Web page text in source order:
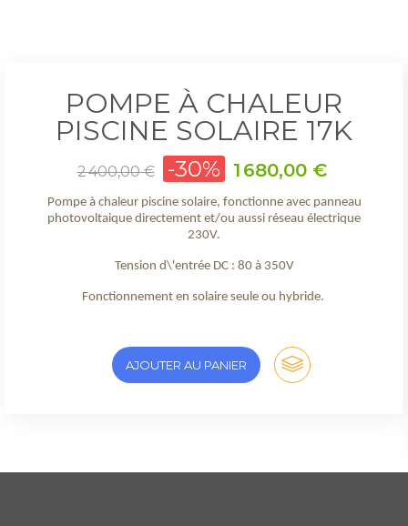
POMPE À CHALEUR
PISCINE SOLAIRE 17K
Prix
de
2 400,00 € -30% Prix
1 680,00 €
Pompe à chaleur piscine solaire, fonctionne avec panneau
photovoltaique directement et/ou aussi réseau électrique
230V.
Tension d\'entrée DC : 80 à 350V
Fonctionnement en solaire seule ou hybride.
AJOUTER AU PANIER